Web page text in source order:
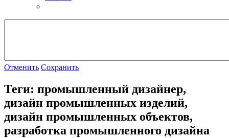
Отменить Сохранить
Теги: промышленный дизайнер,
дизайн промышленных изделий,
дизайн промышленных объектов,
разработка промышленного дизайна